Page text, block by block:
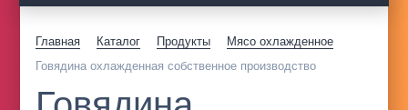
Главная Каталог Продукты
Мясо охлажденное
Говядина охлажденная собственное производство